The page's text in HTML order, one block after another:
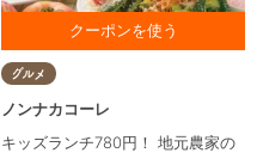
お食事をご利用の方に カタラ
ーナプレゼント ※1クーポンで
最大4名様まで対応
グルメ
ノンナカコーレ
キッズランチ780円！ 地元農家の